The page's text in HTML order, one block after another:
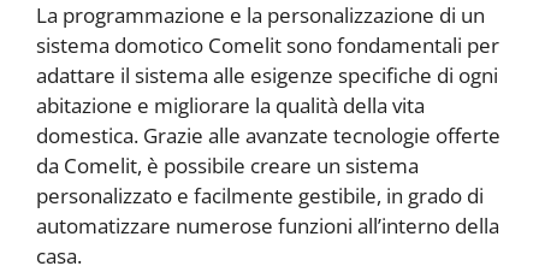
La programmazione e la personalizzazione di un
sistema domotico Comelit sono fondamentali per
adattare il sistema alle esigenze specifiche di ogni
abitazione e migliorare la qualità della vita
domestica. Grazie alle avanzate tecnologie offerte
da Comelit, è possibile creare un sistema
personalizzato e facilmente gestibile, in grado di
automatizzare numerose funzioni all’interno della
casa.